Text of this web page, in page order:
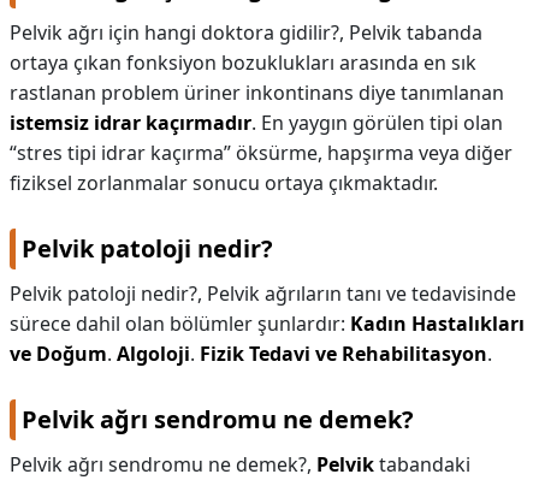
Pelvik ağrı için hangi doktora gidilir?, Pelvik tabanda
ortaya çıkan fonksiyon bozuklukları arasında en sık
rastlanan problem üriner inkontinans diye tanımlanan
istemsiz idrar kaçırmadır. En yaygın görülen tipi olan
“stres tipi idrar kaçırma” öksürme, hapşırma veya diğer
fiziksel zorlanmalar sonucu ortaya çıkmaktadır.
Pelvik patoloji nedir?
Pelvik patoloji nedir?, Pelvik ağrıların tanı ve tedavisinde
sürece dahil olan bölümler şunlardır: Kadın Hastalıkları
ve Doğum. Algoloji. Fizik Tedavi ve Rehabilitasyon.
Pelvik ağrı sendromu ne demek?
Pelvik ağrı sendromu ne demek?, Pelviktabandaki